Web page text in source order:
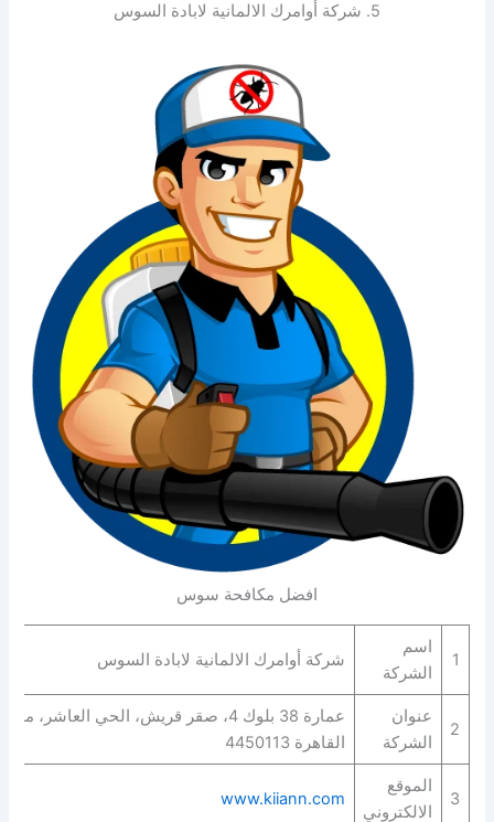
5. شركة أوامرك الالمانية لابادة السوس
افضل مكافحة سوس
1
اسم
الشركة
شركة أوامرك الالمانية لابادة السوس
2
عنوان
الشركة
عمارة 38 بلوك 4، صقر قريش، الحي
القاهرة‬ 4450113
3
الموقع
الالكتروني
www.kiiann.com